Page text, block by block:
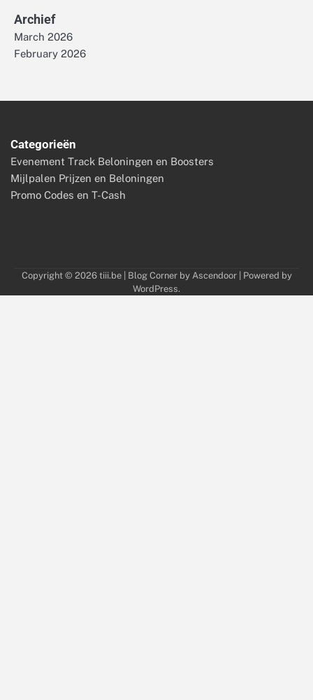
Archief
March 2026
February 2026
Categorieën
Evenement Track Beloningen en Boosters
Mijlpalen Prijzen en Beloningen
Promo Codes en T-Cash
Copyright © 2026 tiii.be| Blog Corner by Ascendoor| Powered by
WordPress.